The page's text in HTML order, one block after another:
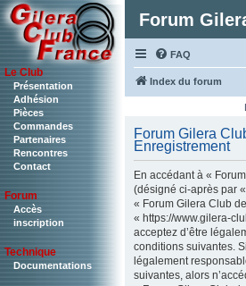
Le Club
Présentation
Adhésion
Pièces
Commandes
Partenaires
Rencontres
Contact
Forum
Accès
inscription
Technique
Documentations
Forum
FAQ
Index du forum
Forum Gilera
Enregistrement
En accédant à «
(désigné ci-après par
« Forum Gilera Club
« https://www.gilera-
acceptez d’être
conditions suivantes.
légalement
suivantes, alors